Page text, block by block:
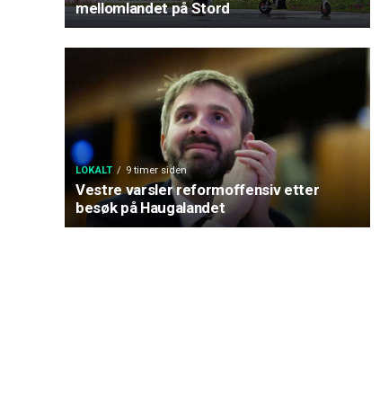
mellomlandet på Stord
LOKALT 9 timer siden
Vestre varsler reformoffensiv etter
besøk på Haugalandet